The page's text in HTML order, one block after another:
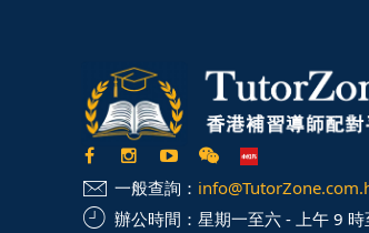
一般查詢：
辦公時間： 星期一至六 - 上午 9